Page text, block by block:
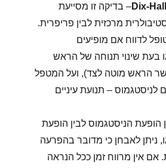
Dix-– בדיקה זו מסייעת
מרכזית לבין פריפרית.
לדווח אם מופיעים
בעת שינוי תנוחה של הראש
הראש מוטה לצד), ועל המטפל
לניסטגמוס – תנועת עיניים
הופעת הניסטגמוס לבין הופעת
ניתן לאבחן כי מדובר בהפרעה
אם אין מרווח זמן ככל הנראה